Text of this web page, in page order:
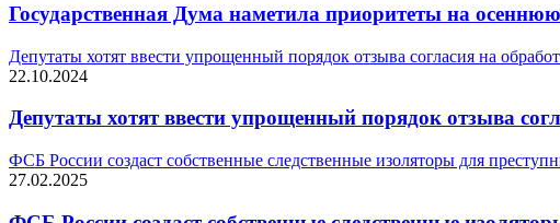
Государственная Дума наметила приоритеты на
Депутаты хотят ввести упрощенный порядок отзыва согласия на
22.10.2024
Депутаты хотят ввести упрощенный порядок отзыва
ФСБ России создаст собственные следственные изоляторы для
27.02.2025